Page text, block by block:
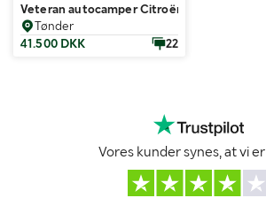
Veteran autocamper Citroën Hy78
Tønder
41.500 DKK
22
Vores kunder synes, at vi er